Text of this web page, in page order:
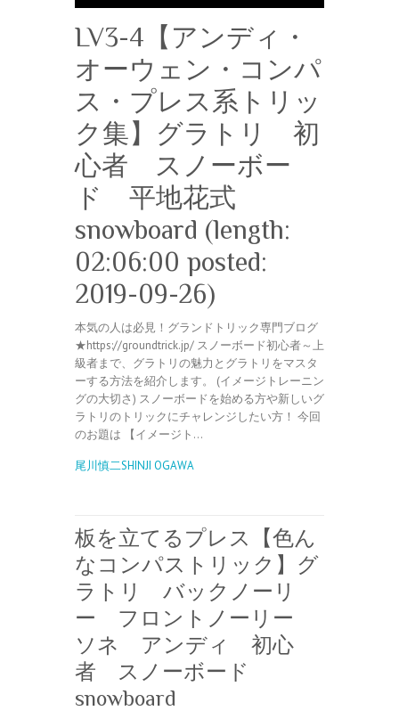
LV3-4【アンディ・
オーウェン・コンパ
ス・プレス系トリッ
ク集】グラトリ 初
心者 スノーボー
ド 平地花式
snowboard (length:
02:06:00 posted:
2019-09-26)
本気の人は必見！グランドトリック専門ブログ
★https://groundtrick.jp/ スノーボード初心者～上
級者まで、グラトリの魅力とグラトリをマスタ
ーする方法を紹介します。 (イメージトレーニン
グの大切さ) スノーボードを始める方や新しいグ
ラトリのトリックにチャレンジしたい方！ 今回
のお題は 【イメージト…
尾川慎二SHINJI OGAWA
板を立てるプレス【色ん
なコンパストリック】グ
ラトリ バックノーリ
ー フロントノーリー
ソネ アンディ 初心
者 スノーボード
snowboard